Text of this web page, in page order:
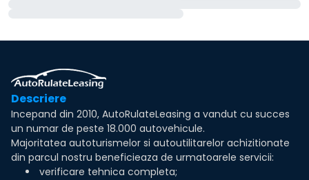
Descriere
Incepand din 2010, AutoRulateLeasing a vandut cu succes
un numar de peste 18.000 autovehicule.
Majoritatea autoturismelor si autoutilitarelor achizitionate
din parcul nostru beneficieaza de urmatoarele servicii:
verificare tehnica completa;